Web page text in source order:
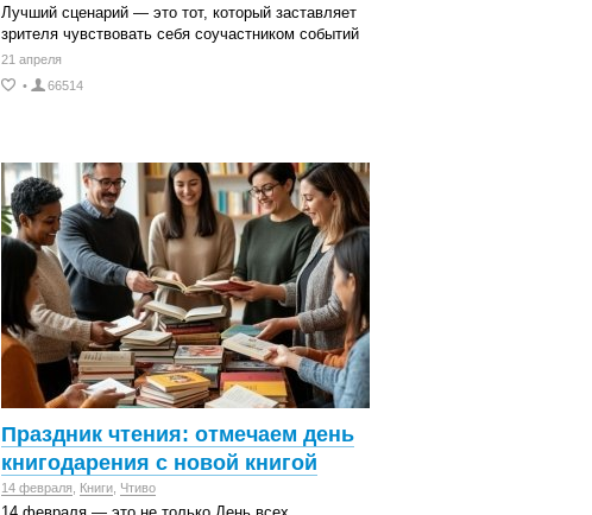
Лучший сценарий — это тот, который заставляет
зрителя чувствовать себя соучастником событий
21 апреля
•
66514
Праздник чтения: отмечаем день
книгодарения с новой книгой
14 февраля Книги Чтиво